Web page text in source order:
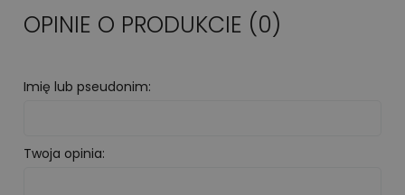
OPINIE O PRODUKCIE (0)
Imię lub pseudonim:
Twoja opinia: